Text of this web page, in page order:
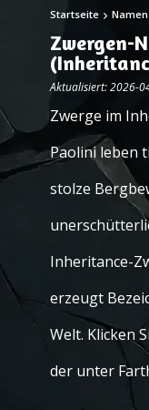
Startseite
Zwergen-
Aktualisiert: 2026-
Zwerge im
Paolini leben
stolze
Inheritance-
erzeugt
Welt. Klicken
der unter